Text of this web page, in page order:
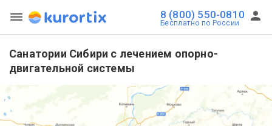
8 (800) 550-0810
Бесплатно по России
Санатории Сибири с лечением опорно-
двигательной системы